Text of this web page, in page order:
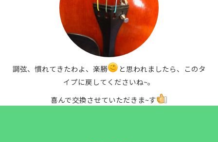
調弦、慣れてきたわよ、楽勝
と思われましたら、このタ
イプに戻してくださいね~。
喜んで交換させていただきま~す